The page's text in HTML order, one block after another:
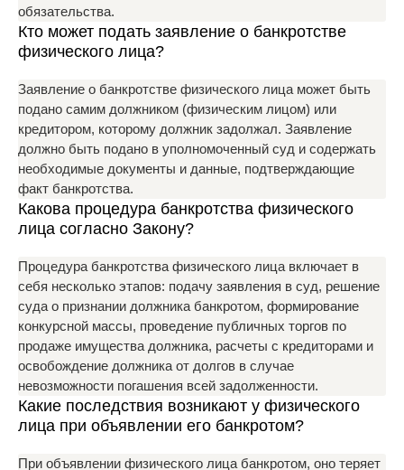
обязательства.
Кто может подать заявление о банкротстве
физического лица?
Заявление о банкротстве физического лица может быть
подано самим должником (физическим лицом) или
кредитором, которому должник задолжал. Заявление
должно быть подано в уполномоченный суд и содержать
необходимые документы и данные, подтверждающие
факт банкротства.
Какова процедура банкротства физического
лица согласно Закону?
Процедура банкротства физического лица включает в
себя несколько этапов: подачу заявления в суд, решение
суда о признании должника банкротом, формирование
конкурсной массы, проведение публичных торгов по
продаже имущества должника, расчеты с кредиторами и
освобождение должника от долгов в случае
невозможности погашения всей задолженности.
Какие последствия возникают у физического
лица при объявлении его банкротом?
При объявлении физического лица банкротом, оно теряет